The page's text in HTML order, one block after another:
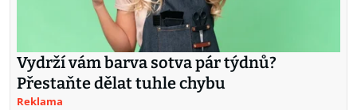
Vydrží vám barva sotva pár týdnů?
Přestaňte dělat tuhle chybu
Reklama